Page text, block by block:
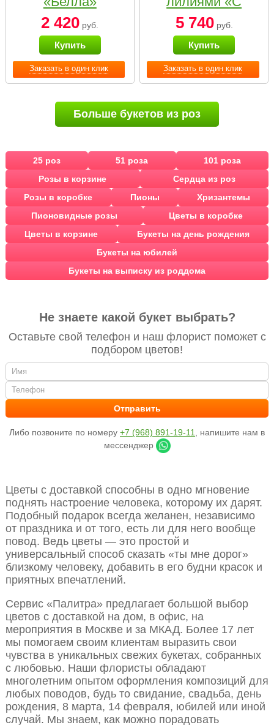
Заказать в один клик
2 420 руб.
Купить
Заказать в один клик
наилучшими
пожеланиями»
5 740руб.
Купить
Больше букетов из роз
25 роз 51 роза
101 роза
Розы в корзине
Сердца из роз
Розы в коробке
Пионы
Хризантемы
Пионовидные розы
Цветы в коробке
Цветы в корзине
Букеты на день рождения
Букеты на юбилей
Букеты на выписку из роддома
Не знаете какой букет выбрать?
Оставьте свой телефон и наш флорист поможет с
подбором цветов!
Либо позвоните по номеру +7 (968) 891-19-11
, напишите нам в
мессенджер
Цветы с доставкой способны в одно мгновение
поднять настроение человека, которому их дарят.
Подобный подарок всегда желанен, независимо
от праздника и от того, есть ли для него вообще
повод. Ведь цветы — это простой и
универсальный способ сказать «ты мне дорог»
близкому человеку, добавить в его будни красок и
приятных впечатлений.
Сервис «Палитра» предлагает большой выбор
цветов с доставкой на дом, в офис, на
мероприятия в Москве и за МКАД. Более 17 лет
мы помогаем своим клиентам выразить свои
чувства в уникальных свежих букетах, собранных
с любовью. Наши флористы обладают
многолетним опытом оформления композиций для
любых поводов, будь то свидание, свадьба, день
рождения, 8 марта, 14 февраля, юбилей или иной
случай. Мы знаем, как можно порадовать